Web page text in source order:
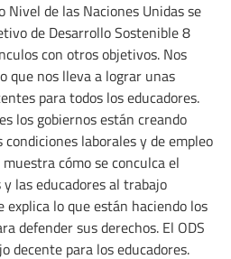
Nivel de las Naciones Unidas se
de Desarrollo Sostenible 8
con otros objetivos. Nos
que nos lleva a lograr unas
para todos los educadores.
los gobiernos están creando
laborales y de empleo
cómo se conculca el
las educadores al trabajo
explica lo que están haciendo los
defender sus derechos. El ODS
decente para los educadores.